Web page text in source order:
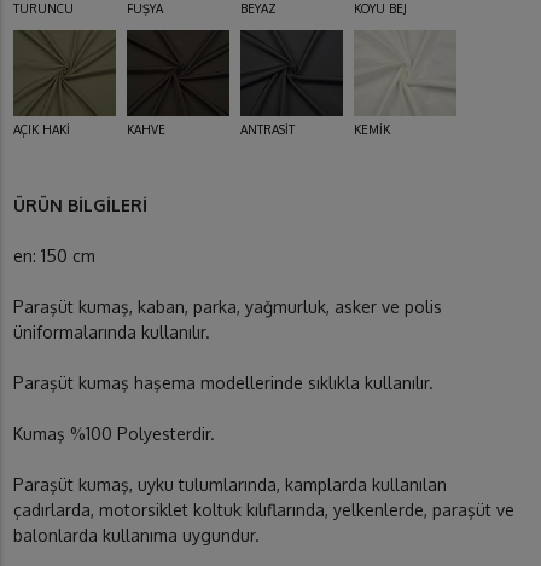
TURUNCU
FUŞYA BEYAZ KOYU BEJ
AÇIK HAKİ KAHVE ANTRASİT KEMİK
ÜRÜN BİLGİLERİ
en: 150 cm
Paraşüt kumaş, kaban, parka, yağmurluk, asker ve polis
üniformalarında kullanılır.
Paraşüt kumaş haşema modellerinde sıklıkla kullanılır.
Kumaş %100 Polyesterdir.
Paraşüt kumaş, uyku tulumlarında, kamplarda kullanılan
çadırlarda, motorsiklet koltuk kılıflarında, yelkenlerde, paraşüt ve
balonlarda kullanıma uygundur.